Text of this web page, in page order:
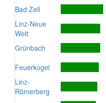
Bad Zell
Linz-Neue
Welt
Grünbach
Feuerkogel
Linz-
Römerberg